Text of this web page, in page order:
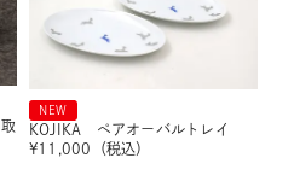
NEW
KOJIKA ペアオーバルトレイ
¥11,000 （税込）